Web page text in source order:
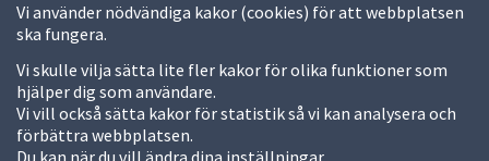
Vi använder nödvändiga kakor (cookies) för att webbplatsen
ska fungera.
Vi skulle vilja sätta lite fler kakor för olika funktioner som
hjälper dig som användare.
Vi vill också sätta kakor för statistik så vi kan analysera och
förbättra webbplatsen.
Du kan när du vill ändra dina inställningar.
Allmänna handlingar och diarium
Behandling av personuppgifter
Kakor
Språk (other languages)